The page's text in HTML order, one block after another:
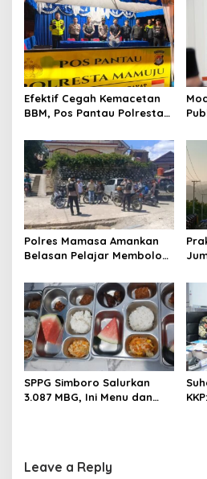
g
a
t
i
n
Efektif Cegah Kemacetan
BBM, Pos Pantau Polresta
SPBU Kali Mamuju
Polres Mamasa Amankan
Belasan Pelajar Membolos
Langsung Diantar Kembali
ke Sekolah
SPPG Simboro Salurkan
3.087 MBG, Ini Menu dan
Leave a Reply